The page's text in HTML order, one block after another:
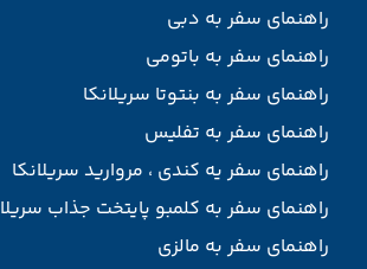
راهنمای سفر به دبی
راهنمای سفر به باتومی
راهنمای سفر به بنتوتا سریلانکا
راهنمای سفر به تفلیس
راهنمای سفر یه کندی ، مروارید سریلانکا
راهنمای سفر به کلمبو پایتخت جذاب
راهنمای سفر به مالزی